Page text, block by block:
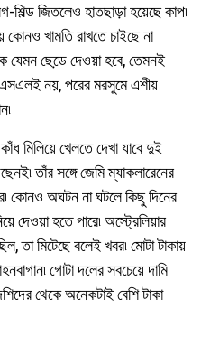
জিতলেও হাতছাড়া হয়েছে কাপ৷
খামতি রাখতে চাইছে না
যেমন ছেডে় দেওয়া হবে, তেমনই
নয়, পরের মরসুমে এশীয়
মিলিয়ে খেলতে দেখা যাবে দুই
তাঁর সঙ্গে জেমি ম্যাকলারেনের
কোনও অঘটন না ঘটলে কিছু দিনের
দেওয়া হতে পারে৷ অস্ট্রেলিয়ার
তা মিটেছে বলেই খবর৷ মোটা টাকায়
গোটা দলের সবচেয়ে দামি
থেকে অনেকটাই বেশি টাকা